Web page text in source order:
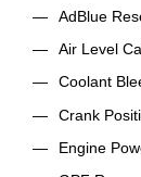
AdBlue
Air Level
Coolant
Crank
Engine